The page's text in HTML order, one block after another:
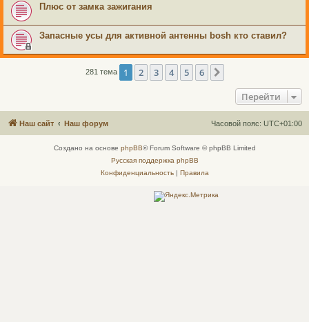
Плюс от замка зажигания
Запасные усы для активной антенны bosh кто ставил?
281 тема 1 2 3 4 5 6
Перейти
Наш сайт Наш форум Часовой пояс: UTC+01:00
Создано на основе phpBB® Forum Software © phpBB Limited
Русская поддержка phpBB
Конфиденциальность| Правила